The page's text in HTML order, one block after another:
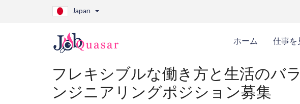
Japan
ホーム 仕事を
フレキシブルな働き方と生活のバ
ンジニアリングポジション募集